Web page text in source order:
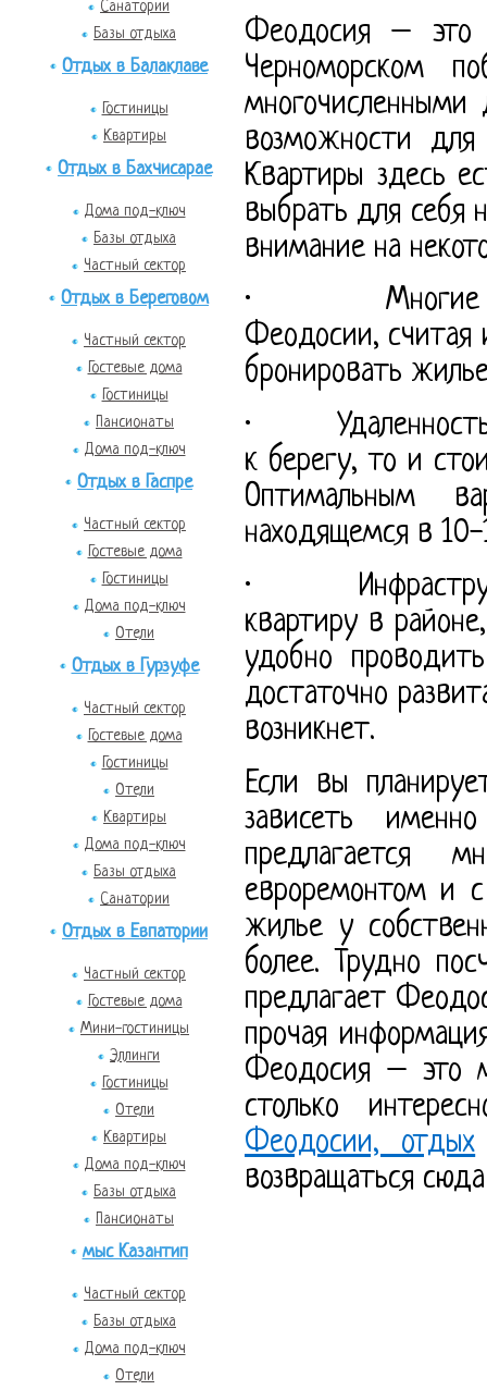
Санатории
Базы отдыха
Отдых в Балаклаве
Гостиницы
Квартиры
Отдых в Бахчисарае
Дома под-ключ
Базы отдыха
Частный сектор
Отдых в Береговом
Частный сектор
Гостевые дома
Гостиницы
Пансионаты
Дома под-ключ
Отдых в Гаспре
Частный сектор
Гостевые дома
Гостиницы
Дома под-ключ
Отели
Отдых в Гурзуфе
Частный сектор
Гостевые дома
Гостиницы
Отели
Квартиры
Дома под-ключ
Базы отдыха
Санатории
Отдых в Евпатории
Частный сектор
Гостевые дома
Мини-гостиницы
Эллинги
Гостиницы
Отели
Квартиры
Дома под-ключ
Базы отдыха
Пансионаты
мыс Казантип
Частный сектор
Базы отдыха
Дома под-ключ
Отели
Феодосия – это
Черноморском
многочисленными
возможности для
Квартиры здесь
выбрать для себя
внимание на
· Многие
Феодосии,
бронировать
· Удаленность
к берегу, то и
Оптимальным
находящемся в
·
квартиру в
удобно
достаточно
возникнет.
Если вы
зависеть
предлагается
евроремонтом и
жилье у
более. Трудно
предлагает
прочая
Феодосия – это
столько
Феодосии, отдых
возвращаться